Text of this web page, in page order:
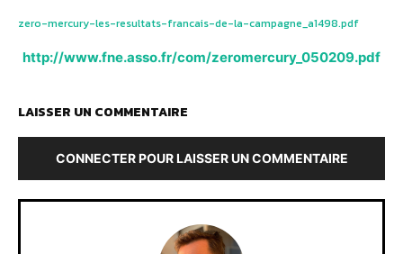
zero-mercury-les-resultats-francais-de-la-campagne_a1498.pdf
http://www.fne.asso.fr/com/zeromercury_050209.pdf
LAISSER UN COMMENTAIRE
CONNECTER POUR LAISSER UN COMMENTAIRE